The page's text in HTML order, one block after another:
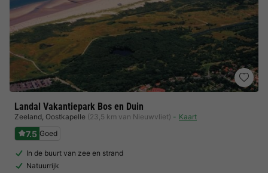
Landal Vakantiepark Bos en Duin
Zeeland, Oostkapelle (23,5 km van Nieuwvliet) Kaart
7.5 Goed
In de buurt van zee en strand
Natuurrijk